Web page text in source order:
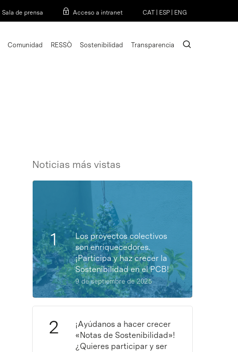
Sala de prensa Acceso a intranet CAT ESP ENG
Comunidad RESSÒ Sostenibilidad Transparencia search
Noticias más vistas
Los proyectos colectivos
son enriquecedores.
¡Participa y haz crecer la
Sostenibilidad en el PCB!
9 de septiembre de 2025
¡Ayúdanos a hacer crecer
«Notas de Sostenibilidad»!
¿Quieres participar y ser